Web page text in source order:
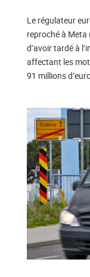
Le régulateur
reproché à
d’avoir tardé à
affectant les
91 millions